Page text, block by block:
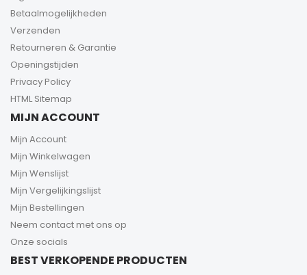
Betaalmogelijkheden
Verzenden
Retourneren & Garantie
Openingstijden
Privacy Policy
HTML Sitemap
MIJN ACCOUNT
Mijn Account
Mijn Winkelwagen
Mijn Wenslijst
Mijn Vergelijkingslijst
Mijn Bestellingen
Neem contact met ons op
Onze socials
BEST VERKOPENDE PRODUCTEN